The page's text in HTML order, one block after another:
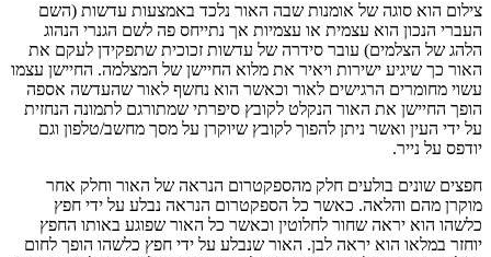
צילום הוא סוגה של אומנות שבה האור נלכד באמצעות עדשות (השם
העברי הנכון הוא עצמית או עצמיות אך נתייחס פה לשם הגנרי הנהוג
הלהג של הצלמים) עובר סידרה של עדשות זכוכית שתפקידן לעקם את
האור כך שיגיע ישירות ויאיר את מלוא החיישן של המצלמה. החיישן עצמו
עשוי מחומרים הרגישים לאור וכאשר הוא נחשף לאור שהעדשה אספה
הופך החיישן את האור הנקלט לקובץ סיפרתי שמתורגם לתמונה הנחזית
על ידי העין ואשר ניתן להפוך לקובץ שיוקרן על מסך מחשב/טלפון וגם
יודפס על נייר.
חפצים שונים בולעים חלק מהספקטרום הנראה של האור וחלק אחר
מוקרן מהם והלאה. כאשר כל הספקטרום הנראה נבלע על ידי חפץ
כלשהו הוא יראה שחור לחלוטין וכאשר כל האור שפוגע באותו החפץ
יוחזר במלאו הוא יראה לבן. האור שנבלע על ידי חפץ כלשהו הופך לחום